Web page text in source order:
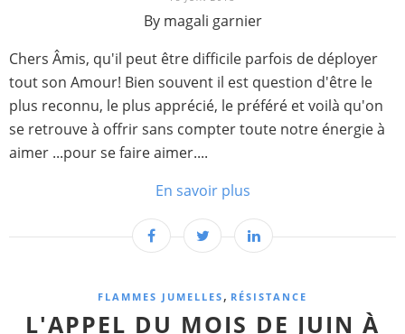
By magali garnier
Chers Âmis, qu'il peut être difficile parfois de déployer
tout son Amour! Bien souvent il est question d'être le
plus reconnu, le plus apprécié, le préféré et voilà qu'on
se retrouve à offrir sans compter toute notre énergie à
aimer ...pour se faire aimer....
En savoir plus
FLAMMES JUMELLES , RÉSISTANCE
L'APPEL DU MOIS DE JUIN À